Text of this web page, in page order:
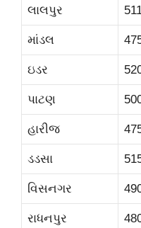
લાલપુર
માંડલ
ઇડર
પાટણ
હારીજ
ડડસા
વિસનગર
રાધનપુર